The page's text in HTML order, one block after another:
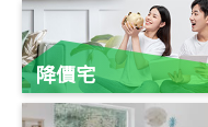
降價宅